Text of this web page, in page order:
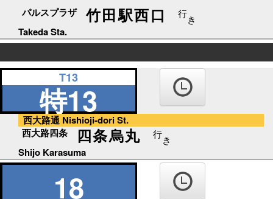
パルスプラザ 竹田駅西口 行き
Takeda Sta.
の
り T13
特13
西大路通 Nishioji-dori St.
西大路四条
四条烏丸 行き
Shijo Karasuma
18